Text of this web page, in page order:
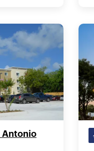
Antonio